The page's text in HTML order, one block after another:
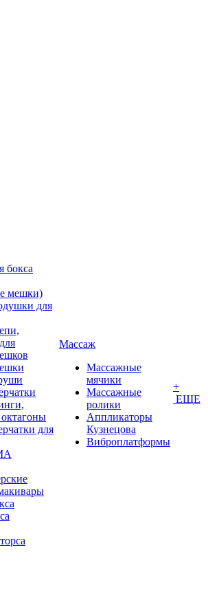
бокса
мешки)
для
для
Массаж
Массажные
мячики
Массажные
ролики
Аппликаторы
Кузнецова
Виброплатформы
+
ЕЩЕ